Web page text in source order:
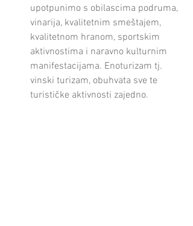
upotpunimo s obilascima podruma,
vinarija, kvalitetnim smeštajem,
kvalitetnom hranom, sportskim
aktivnostima i naravno kulturnim
manifestacijama. Enoturizam tj.
vinski turizam, obuhvata sve te
turističke aktivnosti zajedno.